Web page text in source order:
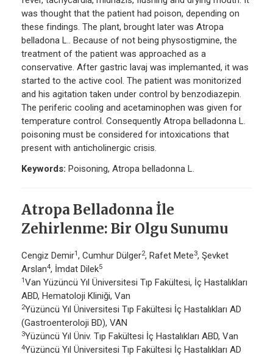
was thought that the patient had poison, depending on
these findings. The plant, brought later was Atropa
belladona L.. Because of not being physostigmine, the
treatment of the patient was approached as a
conservative. After gastric lavaj was implemanted, it was
started to the active cool. The patient was monitorized
and his agitation taken under control by benzodiazepin.
The periferic cooling and acetaminophen was given for
temperature control. Consequently Atropa belladonna L.
poisoning must be considered for intoxications that
present with anticholinergic crisis.
Keywords: Poisoning, Atropa belladonna L.
Atropa Belladonna İle
Zehirlenme: Bir Olgu Sunumu
Cengiz Demir1, Cumhur Dülger2, Rafet Mete3, Şevket
Arslan4, İmdat Dilek5
1Van Yüzüncü Yıl Üniversitesi Tıp Fakültesi, İç Hastalıkları
ABD, Hematoloji Kliniği, Van
2Yüzüncü Yıl Üniversitesi Tıp Fakültesi İç Hastalıkları AD
(Gastroenteroloji BD), VAN
3Yüzüncü Yıl Üniv. Tıp Fakültesi İç Hastalıkları ABD, Van
4Yüzüncü Yıl Üniversitesi Tıp Fakültesi İç Hastalıkları AD